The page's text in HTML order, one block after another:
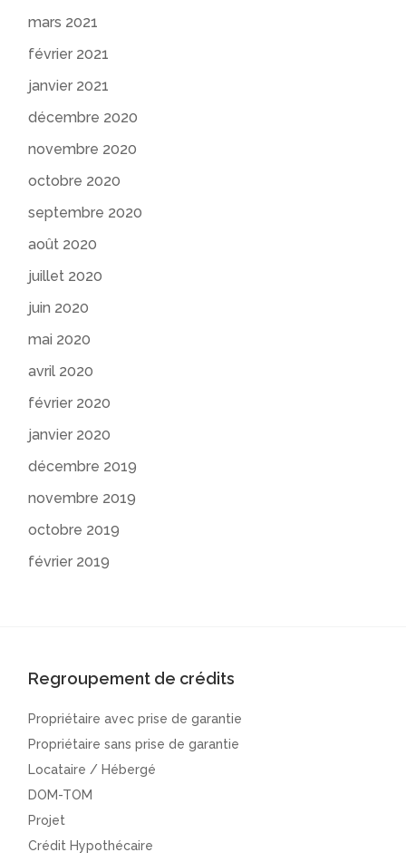
mars 2021
février 2021
janvier 2021
décembre 2020
novembre 2020
octobre 2020
septembre 2020
août 2020
juillet 2020
juin 2020
mai 2020
avril 2020
février 2020
janvier 2020
décembre 2019
novembre 2019
octobre 2019
février 2019
Regroupement de crédits
Propriétaire avec prise de garantie
Propriétaire sans prise de garantie
Locataire / Hébergé
DOM-TOM
Projet
Crédit Hypothécaire